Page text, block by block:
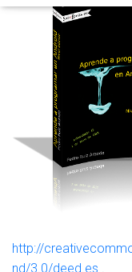
http://
nd/3.0/deed.es